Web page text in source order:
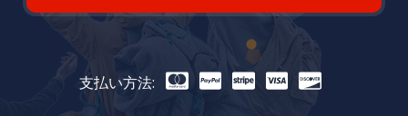
支払い方法: